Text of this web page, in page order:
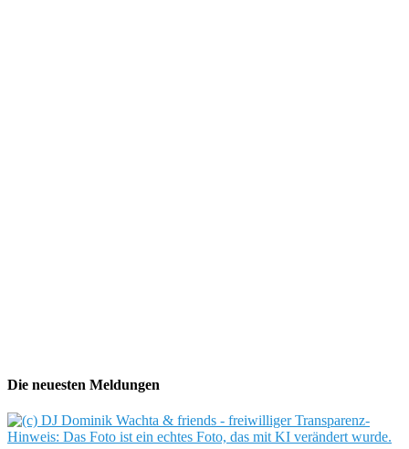
Die neuesten Meldungen